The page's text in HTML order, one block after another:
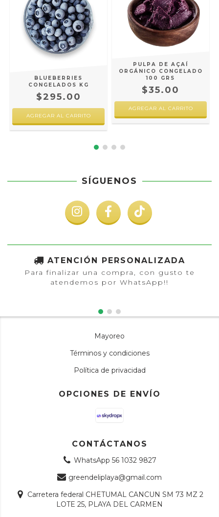
BLUEBERRIES
CONGELADOS KG
$295.00
PULPA DE AÇAÍ
ORGÁNICO CONGELADO
100 GRS
$35.00
SÍGUENOS
ATENCIÓN PERSONALIZADA
Para finalizar una compra, con gusto te
atendemos por WhatsApp!!
Mayoreo
Términos y condiciones
Política de privacidad
OPCIONES DE ENVÍO
CONTÁCTANOS
WhatsApp 56 1032 9827
greendeliplaya@gmail.com
Carretera federal CHETUMAL CANCUN SM 73 MZ 2
LOTE 25, PLAYA DEL CARMEN